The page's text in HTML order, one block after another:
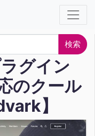
グイン
のクール
】